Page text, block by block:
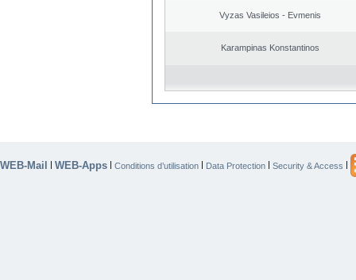
Vyzas Vasileios - Evmenis
Karampinas Konstantinos
WEB-Mail | WEB-Apps | Conditions d’utilisation | Data Protection | Security & Access |